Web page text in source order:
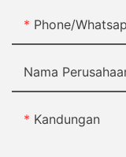
Phone/
Nama
Kandungan